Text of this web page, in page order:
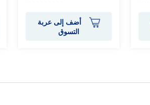
أضف إلى عربة
التسوق